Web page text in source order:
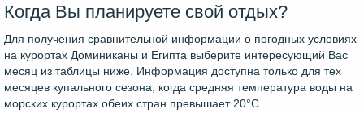
Когда Вы планируете свой отдых?
Для получения сравнительной информации о погодных условиях
на курортах Доминиканы и Египта выберите интересующий Вас
месяц из таблицы ниже. Информация доступна только для тех
месяцев купального сезона, когда средняя температура воды на
морских курортах обеих стран превышает 20°C.